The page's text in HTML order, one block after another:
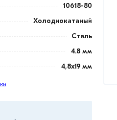
10618-80
Холоднокатаный
Сталь
4.8 мм
4,8x19 мм